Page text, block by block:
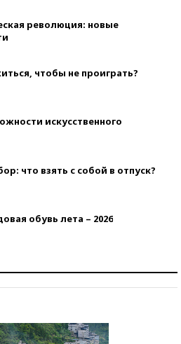
революция: новые
чтобы не проиграть?
искусственного
что взять с собой в отпуск?
обувь лета – 2026